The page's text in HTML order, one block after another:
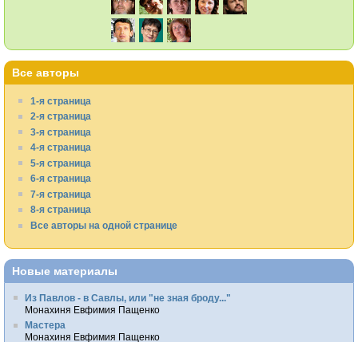
Все авторы
1-я страница
2-я страница
3-я страница
4-я страница
5-я страница
6-я страница
7-я страница
8-я страница
Все авторы на одной странице
Новые материалы
Из Павлов - в Савлы, или "не зная броду..."
Монахиня Евфимия Пащенко
Мастера
Монахиня Евфимия Пащенко